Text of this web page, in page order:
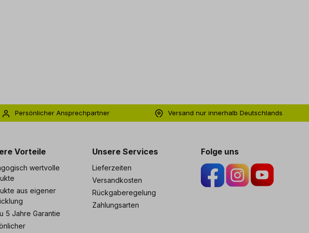
Persönlicher Ansprechpartner
Versand nur innerhalb Deutschlands
Vorteile
wertvolle
aus eigener
5 Jahre Garantie
Unsere Services
Lieferzeiten
Versandkosten
Rückgaberegelung
Zahlungsarten
Folge uns